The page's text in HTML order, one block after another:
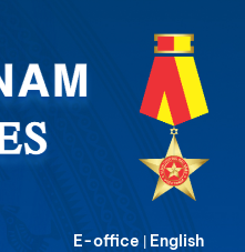
E-office | English